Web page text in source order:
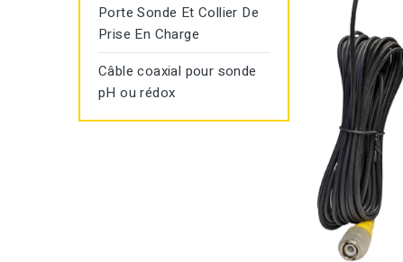
Porte Sonde Et Collier De
Prise En Charge
Câble coaxial pour sonde
pH ou rédox